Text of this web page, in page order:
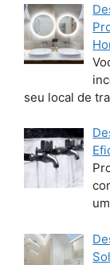
seu local de